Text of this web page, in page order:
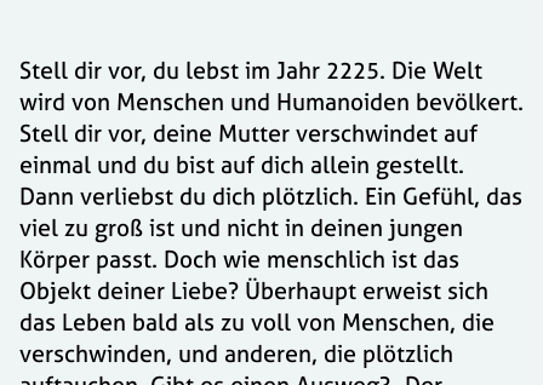
Stell dir vor, du lebst im Jahr 2225. Die Welt
wird von Menschen und Humanoiden bevölkert.
Stell dir vor, deine Mutter verschwindet auf
einmal und du bist auf dich allein gestellt.
Dann verliebst du dich plötzlich. Ein Gefühl, das
viel zu groß ist und nicht in deinen jungen
Körper passt. Doch wie menschlich ist das
Objekt deiner Liebe? Überhaupt erweist sich
das Leben bald als zu voll von Menschen, die
verschwinden, und anderen, die plötzlich